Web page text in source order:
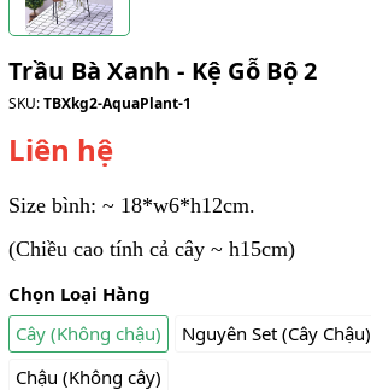
Trầu Bà Xanh - Kệ Gỗ Bộ 2
SKU:TBXkg2-AquaPlant-1
Liên hệ
Size bình: ~ 18*w6*h12cm.
(Chiều cao tính cả cây ~ h15cm)
Chọn Loại Hàng
Cây (Không chậu)
Nguyên Set (Cây Chậu)
Chậu (Không cây)